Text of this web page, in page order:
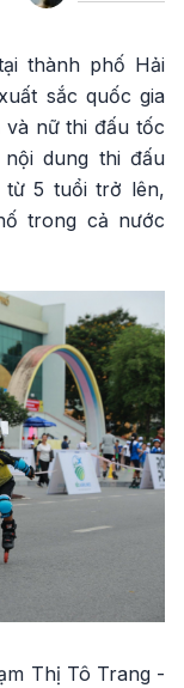
thành phố Hải
sắc quốc gia
nữ thi đấu tốc
dung thi đấu
từ 5 tuổi trở lên,
trong cả nước
Thị Tô Trang -